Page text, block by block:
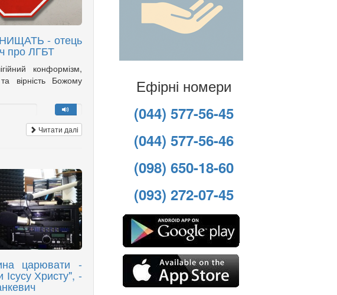
- отець
про ЛГБТ
конформізм,
вірність Божому
Читати далі
царювати -
Ісусу Христу", -
Ефірні номери
(044) 577-56-45
(044) 577-56-46
(098) 650-18-60
(093) 272-07-45